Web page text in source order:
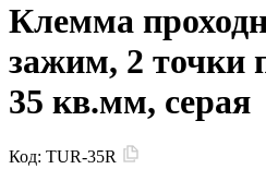
Клемма
зажим, 2 точки
35 кв.мм, серая
Код: TUR-35R